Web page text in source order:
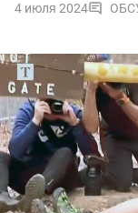
4 июля 2024